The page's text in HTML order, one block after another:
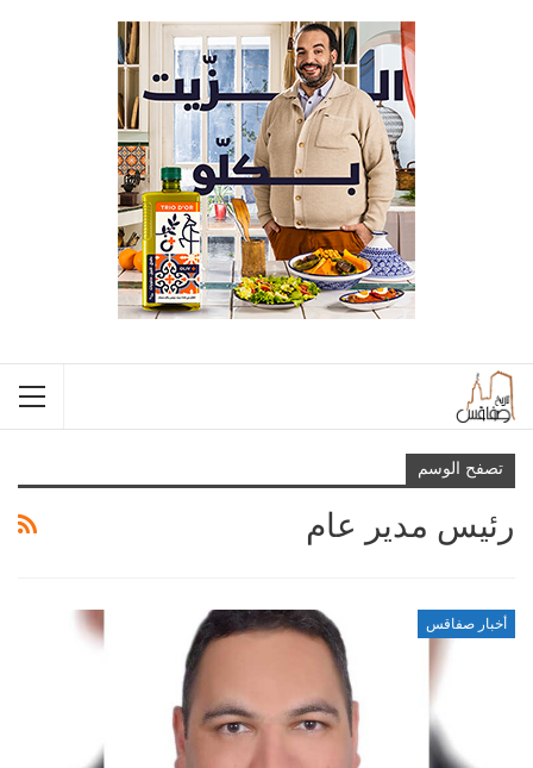
تصفح الوسم
رئيس مدير عام
أخبار صفاقس